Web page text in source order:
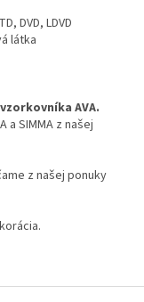
DVD, LDVD
látka
AVA.
a SIMMA z našej
z našej ponuky